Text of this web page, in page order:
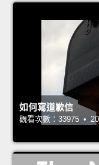
如何寫道歉信
觀看次數：33975 •